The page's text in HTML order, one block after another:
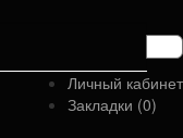
Личный кабинет
Закладки (0)